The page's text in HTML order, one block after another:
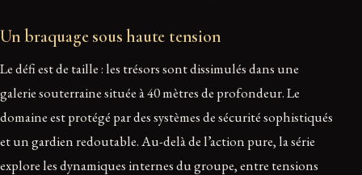
Un braquage sous haute tension
Le défi est de taille : les trésors sont dissimulés dans une
galerie souterraine située à 40 mètres de profondeur. Le
domaine est protégé par des systèmes de sécurité sophistiqués
et un gardien redoutable. Au-delà de l’action pure, la série
explore les dynamiques internes du groupe, entre tensions